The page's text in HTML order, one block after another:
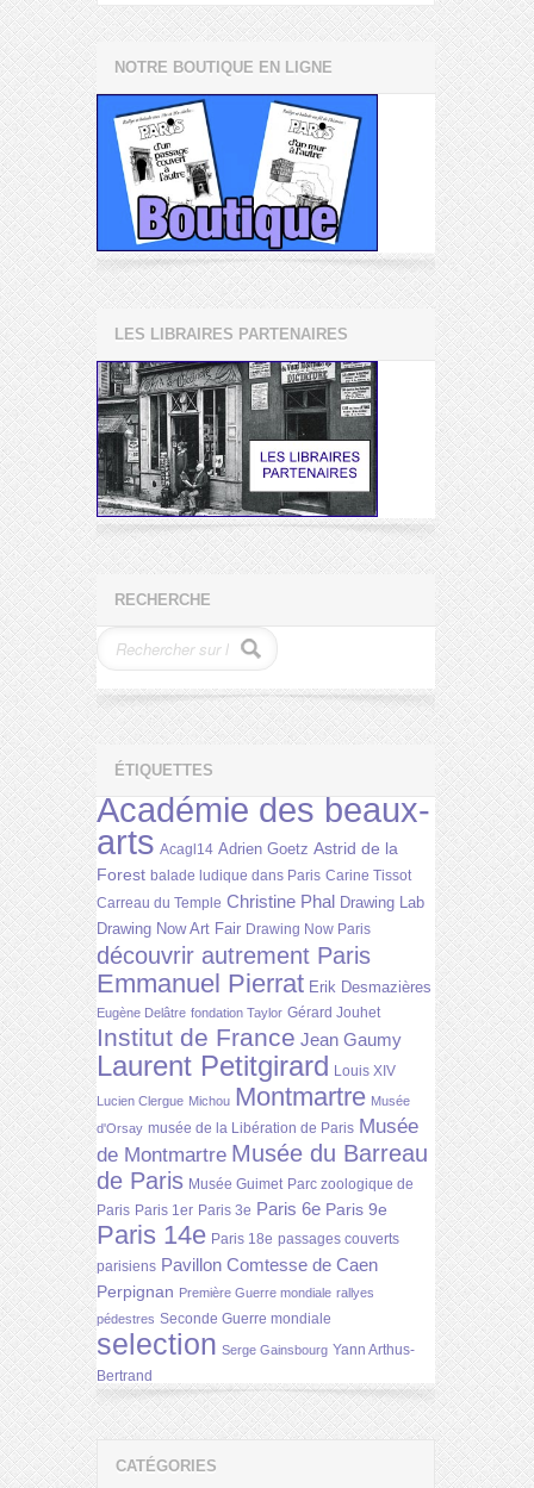
NOTRE BOUTIQUE EN LIGNE
LES LIBRAIRES PARTENAIRES
RECHERCHE
ÉTIQUETTES
Académie des beaux-
arts Acagl14 Adrien Goetz Astrid de la
Forest balade ludique dans Paris Carine Tissot
Carreau du Temple Christine Phal Drawing Lab
Drawing Now Art Fair Drawing Now Paris
découvrir autrement Paris
Emmanuel Pierrat Erik Desmazières
Eugène Delâtre fondation Taylor Gérard Jouhet
Institut de France Jean Gaumy
Laurent Petitgirard Louis XIV
Lucien Clergue Michou Montmartre Musée
d'Orsay musée de la Libération de Paris Musée
de Montmartre Musée du Barreau
de Paris Musée Guimet Parc zoologique de
Paris Paris 1er Paris 3e Paris 6e Paris 9e
Paris 14e Paris 18e passages couverts
parisiens Pavillon Comtesse de Caen
Perpignan Première Guerre mondiale rallyes
pédestres Seconde Guerre mondiale
selection Serge Gainsbourg Yann Arthus-
Bertrand
CATÉGORIES